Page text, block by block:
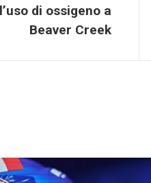
di ossigeno a
Beaver Creek